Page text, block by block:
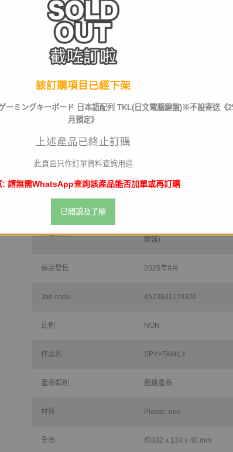
運送及店取pt
截訂日
數量
商品名稱
SPY×FAMILY AMICIS ゲ
鍵盤)
預定發售 2025年9月
Jan code 4573631170320
比例 NON
作品名 SPY×FAMILY
產品類別 週邊產品
材質 Plastic, iron
全高 約382 x 134 x 40 mm
該訂購項目已經下架
ーミングキーボード 日本語配列 TKL(日文電腦鍵盤)※不設寄送《
月預定》
上述產品已終止訂購
此頁面只作訂單資料查詢用途
: 請無需WhatsApp查詢該產品能否加單或再訂購
已閲讀及了解